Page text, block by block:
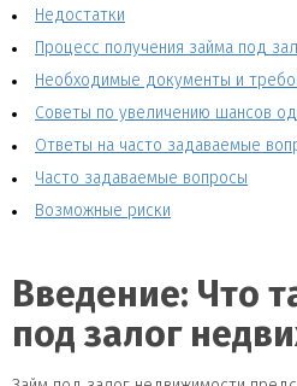
Недостатки
Процесс получения займа под
Необходимые документы и
Советы по увеличению шансов
Ответы на часто задаваемые
Часто задаваемые вопросы
Возможные риски
Введение: Что
под залог